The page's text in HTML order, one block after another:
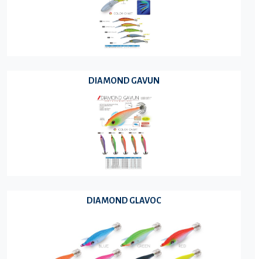
DIAMOND GAVUN
DIAMOND GLAVOC